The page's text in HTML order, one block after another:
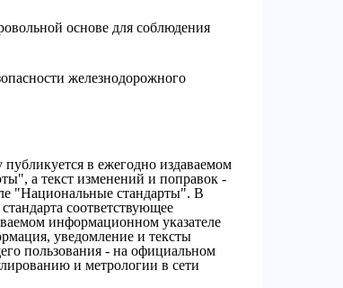
основе для соблюдения
железнодорожного
в ежегодно издаваемом
а текст изменений и поправок -
"Национальные стандарты". В
соответствующее
информационном указателе
уведомление и тексты
пользования - на официальном
и метрологии в сети